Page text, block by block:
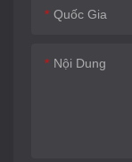
Quốc Gia
Nội Dung